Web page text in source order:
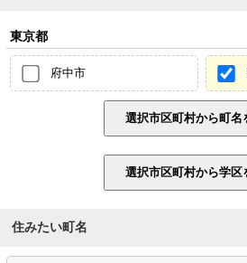
東京都
府中市
住みたい町名